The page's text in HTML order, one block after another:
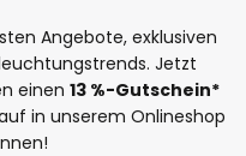
Angebote, exklusiven
Jetzt
einen 13 %-Gutschein*
in unserem Onlineshop